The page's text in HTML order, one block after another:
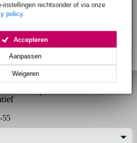
instellingen rechtsonder of via onze
policy.
Weigeren
Aanpassen
Accepteren
winkel
55